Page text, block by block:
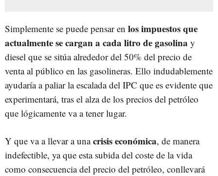
Simplemente se puede pensar en los impuestos que
actualmente se cargan a cada litro de gasolina y
diesel que se sitúa alrededor del 50% del precio de
venta al público en las gasolineras. Ello indudablemente
ayudaría a paliar la escalada del IPC que es evidente que
experimentará, tras el alza de los precios del petróleo
que lógicamente va a tener lugar.
Y que va a llevar a unacrisis económica, de manera
indefectible, ya que esta subida del coste de la vida
como consecuencia del precio del petróleo, conllevará